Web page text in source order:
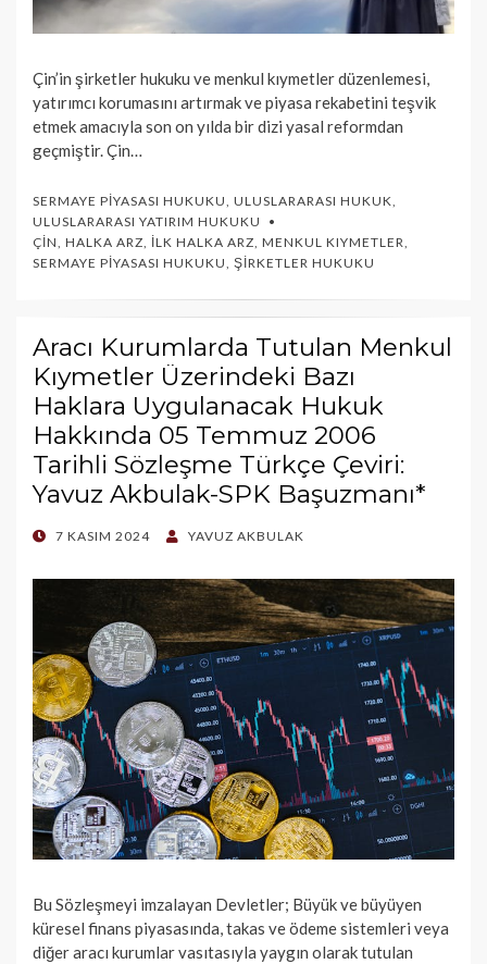
Çin’in şirketler hukuku ve menkul kıymetler düzenlemesi,
yatırımcı korumasını artırmak ve piyasa rekabetini teşvik
etmek amacıyla son on yılda bir dizi yasal reformdan
geçmiştir. Çin…
SERMAYE PIYASASI HUKUKU ULUSLARARASI HUKUK
ULUSLARARASI YATIRIM HUKUKU
ÇIN HALKA ARZ İLK HALKA ARZ MENKUL KIYMETLER
SERMAYE PIYASASI HUKUKU ŞIRKETLER HUKUKU
Aracı Kurumlarda Tutulan Menkul
Kıymetler Üzerindeki Bazı
Haklara Uygulanacak Hukuk
Hakkında 05 Temmuz 2006
Tarihli Sözleşme Türkçe Çeviri:
Yavuz Akbulak-SPK Başuzmanı*
POSTED
7 KASIM 2024 YAVUZ AKBULAK
Bu Sözleşmeyi imzalayan Devletler; Büyük ve büyüyen
küresel finans piyasasında, takas ve ödeme sistemleri veya
diğer aracı kurumlar vasıtasıyla yaygın olarak tutulan